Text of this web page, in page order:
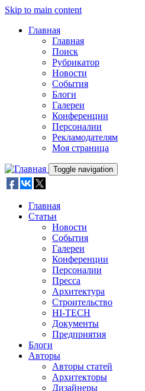
Skip to main content
Главная
Главная
Поиск
Рубрикатор
Новости
События
Блоги
Галереи
Конференции
Персоналии
Рекламодателям
Моя страница
Toggle navigation
Главная
Статьи
Новости
События
Галереи
Конференции
Персоналии
Пресса
Архитектура
Строительство
HI-TECH
Документы
Предприятия
Блоги
Авторы
Авторы статей
Архитекторы
Дизайнеры